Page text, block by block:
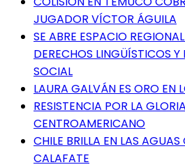
JUGADOR VÍCTOR ÁGUILA
SE ABRE ESPACIO
DERECHOS LINGÜÍSTICOS
SOCIAL
LAURA GALVÁN ES ORO EN
RESISTENCIA POR LA
CENTROAMERICANO
CHILE BRILLA EN LAS AGUAS
CALAFATE